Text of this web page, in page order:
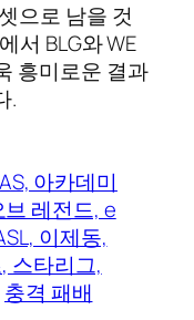
으로 남을 것
서 BLG와 WE
흥미로운 결과
.
아카데미
레전드, e
이제동,
스타리그,
충격 패배